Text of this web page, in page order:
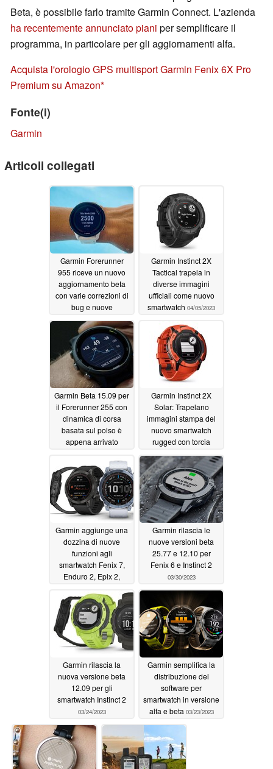
Beta, è possibile farlo tramite Garmin Connect. L'azienda
ha recentemente annunciato piani per semplificare il
programma, in particolare per gli aggiornamenti alfa.
Acquista l'orologio GPS multisport Garmin Fenix 6X Pro
Premium su Amazon
Fonte(i)
Garmin
Articoli collegati
Garmin Forerunner
955 riceve un nuovo
aggiornamento beta
con varie correzioni di
bug e nuove
funzionalità04/05/2023
Garmin Instinct 2X
Tactical trapela in
diverse immagini
ufficiali come nuovo
smartwatch 04/05/2023
Garmin Beta 15.09 per
il Forerunner 255 con
dinamica di corsa
basata sul polso è
appena arrivato
Garmin Instinct 2X
Solar: Trapelano
immagini stampa del
nuovo smartwatch
rugged con torcia
incorporata04/01/2023
Garmin aggiunge una
dozzina di nuove
funzioni agli
smartwatch Fenix 7,
Enduro 2, Epix 2,
un nuovo
aggiornamento beta
03/30/2023
Garmin rilascia le
nuove versioni beta
25.77 e 12.10 per
Fenix 6 e Instinct 2
03/30/2023
Garmin rilascia la
nuova versione beta
12.09 per gli
smartwatch Instinct 2
03/24/2023
Garmin semplifica la
distribuzione del
software per
smartwatch in versione
alfa e beta 03/23/2023